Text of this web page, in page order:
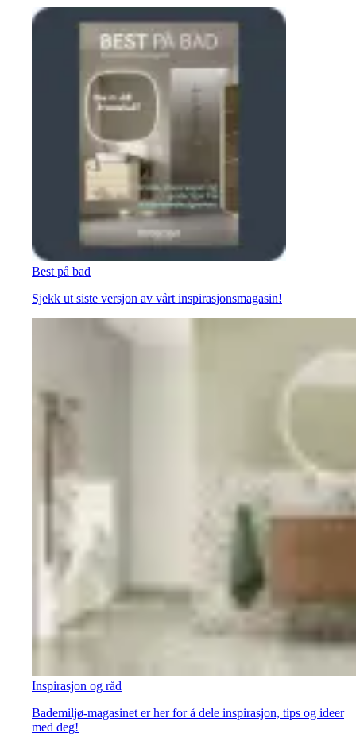
Best på bad
Sjekk ut siste versjon av vårt inspirasjonsmagasin!
Inspirasjon og råd
Bademiljø-magasinet er her for å dele inspirasjon, tips og ideer
med deg!